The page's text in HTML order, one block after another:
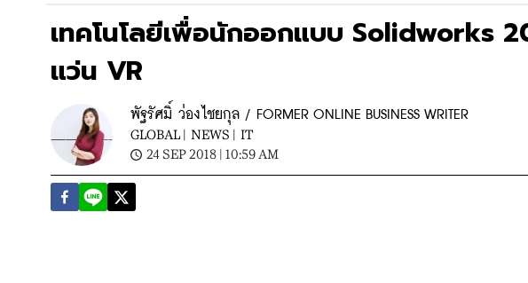
เทคโนโลยีเพื่อนักออกแบบ Solidworks
แว่น VR
พัฐรัศมิ์ ว่องไชยกุล / FORMER ONLINE BUSINESS WRITER
GLOBAL | NEWS | IT
24 SEP 2018 | 10:59 AM